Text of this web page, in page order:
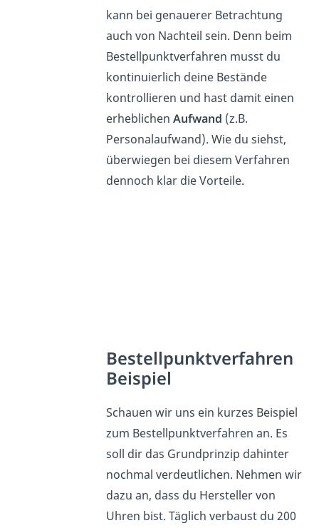
kann bei genauerer Betrachtung
auch von Nachteil sein. Denn beim
Bestellpunktverfahren musst du
kontinuierlich deine Bestände
kontrollieren und hast damit einen
erheblichenAufwand (z.B.
Personalaufwand). Wie du siehst,
überwiegen bei diesem Verfahren
dennoch klar die Vorteile.
Bestellpunktverfahren
Beispiel
Schauen wir uns ein kurzes Beispiel
zum Bestellpunktverfahren an. Es
soll dir das Grundprinzip dahinter
nochmal verdeutlichen. Nehmen wir
dazu an, dass du Hersteller von
Uhren bist. Täglich verbaust du 200